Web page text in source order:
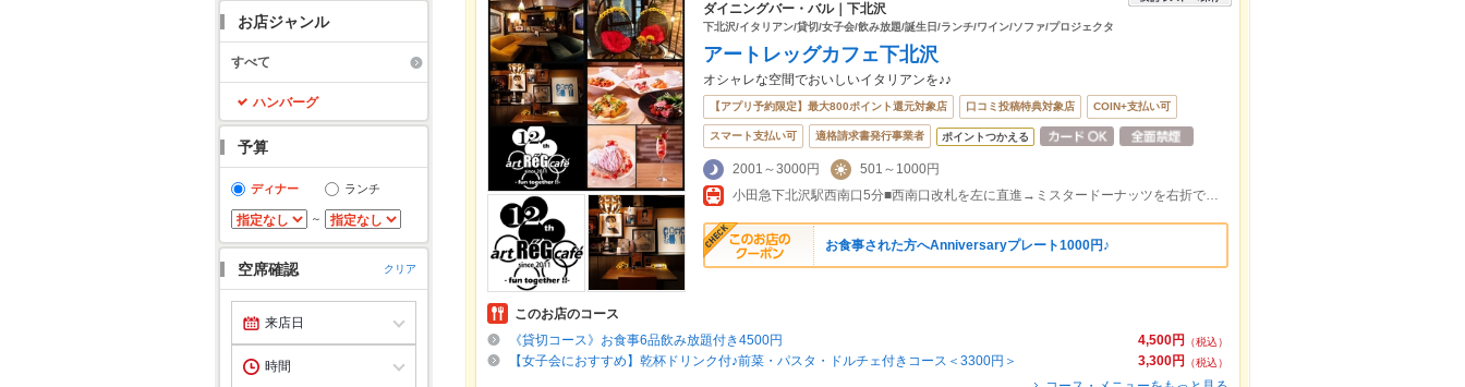
お店ジャンル
すべて
ハンバーグ
予算
ディナー ランチ
～
空席確認 クリア
ダイニングバー・バル｜下北沢
下北沢/イタリアン/貸切/女子会/飲み放題/誕生日/ランチ/ワイン/ソファ/プロジェクタ
アートレッグカフェ下北沢
オシャレな空間でおいしいイタリアンを♪♪
【アプリ予約限定】最大800ポイント還元対象店 口コミ投稿特典対象店 COIN+支払い可
スマート支払い可 適格請求書発行事業者 ポイントつかえる
2001～3000円
501～1000円
小田急下北沢駅西南口5分■西南口改札を左に直進→ミスタードーナッツを右折で直進→右手にセブンがある信号を左折★
お食事された方へAnniversaryプレート1000円♪
このお店のコース
4,500円
（税込）
《貸切コース》お食事6品飲み放題付き4500円
3,300円
（税込）
【女子会におすすめ】乾杯ドリンク付♪前菜・パスタ・ドルチェ付きコース＜3300円＞